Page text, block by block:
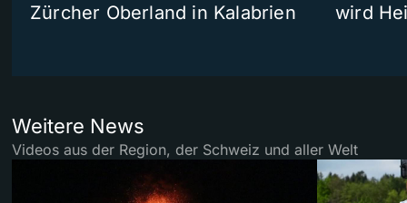
Zürcher Oberland in Kalabrien
wird
Weitere News
Videos aus der Region, der Schweiz und aller Welt